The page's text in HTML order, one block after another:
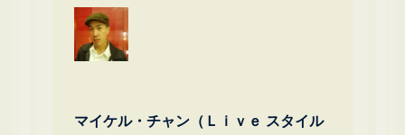
マイケル・チャン（Ｌｉｖｅ スタイル